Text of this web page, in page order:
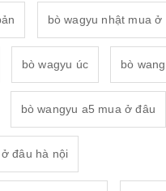
bò wagyu nhật mua ở
bò wagyu úc bò
bò wangyu a5 mua ở đâu
đâu hà nội